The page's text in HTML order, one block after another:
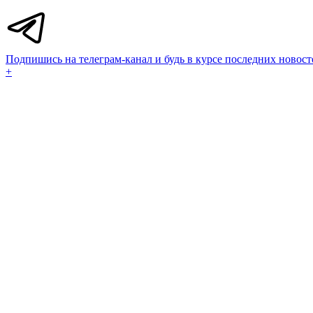
Подпишись на телеграм-канал и будь в курсе последних
+